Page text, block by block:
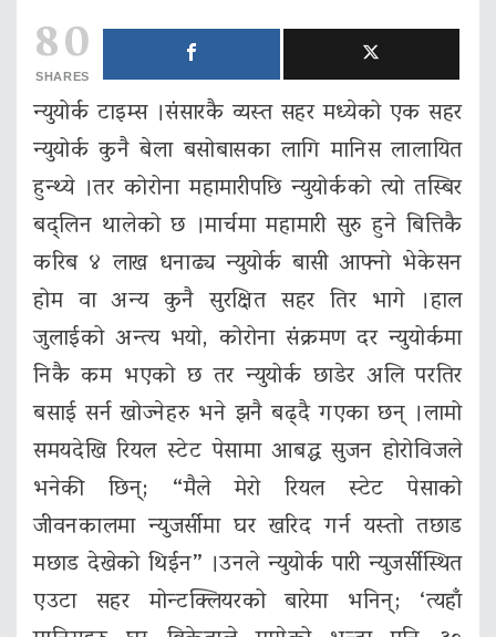
80
SHARES
न्युयोर्क टाइम्स ।संसारकै व्यस्त सहर मध्येको एक सहर
न्युयोर्क कुनै बेला बसोबासका लागि मानिस लालायित
हुन्थ्ये ।तर कोरोना महामारीपछि न्युयोर्कको त्यो तस्बिर
बद्लिन थालेको छ ।मार्चमा महामारी सुरु हुने बित्तिकै
करिब ४ लाख धनाढ्य न्युयोर्क बासी आफ्नो भेकेसन
होम वा अन्य कुनै सुरक्षित सहर तिर भागे ।हाल
जुलाईको अन्त्य भयो, कोरोना संक्रमण दर न्युयोर्कमा
निकै कम भएको छ तर न्युयोर्क छाडेर अलि परतिर
बसाई सर्न खोज्नेहरु भने झनै बढ्दै गएका छन् ।लामो
समयदेखि रियल स्टेट पेसामा आबद्ध सुजन होरोविजले
भनेकी छिन्; “मैले मेरो रियल स्टेट पेसाको
जीवनकालमा न्युजर्सीमा घर खरिद गर्न यस्तो तछाड
मछाड देखेको थिईन” ।उनले न्युयोर्क पारी न्युजर्सीस्थित
एउटा सहर मोन्टक्लियरको बारेमा भनिन्; ‘त्यहाँ